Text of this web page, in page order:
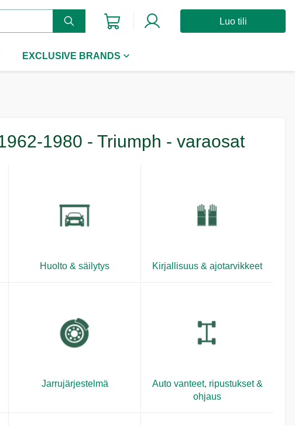
Luo tili
EXCLUSIVE BRANDS
1980 - Triumph - varaosat
Huolto & säilytys Kirjallisuus & ajotarvikkeet
Jarrujärjestelmä
Auto vanteet, ripustukset &
ohjaus